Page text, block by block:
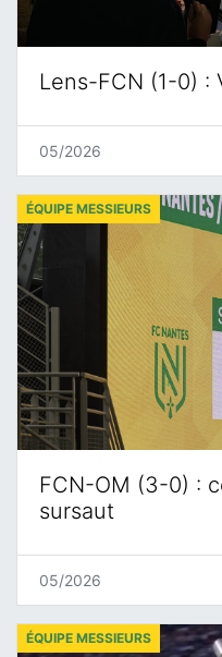
Lens-FCN (1-0) :
05/2026
FCN-OM (3-0) :
sursaut
ÉQUIPE MESSIEURS
05/2026
ÉQUIPE MESSIEURS